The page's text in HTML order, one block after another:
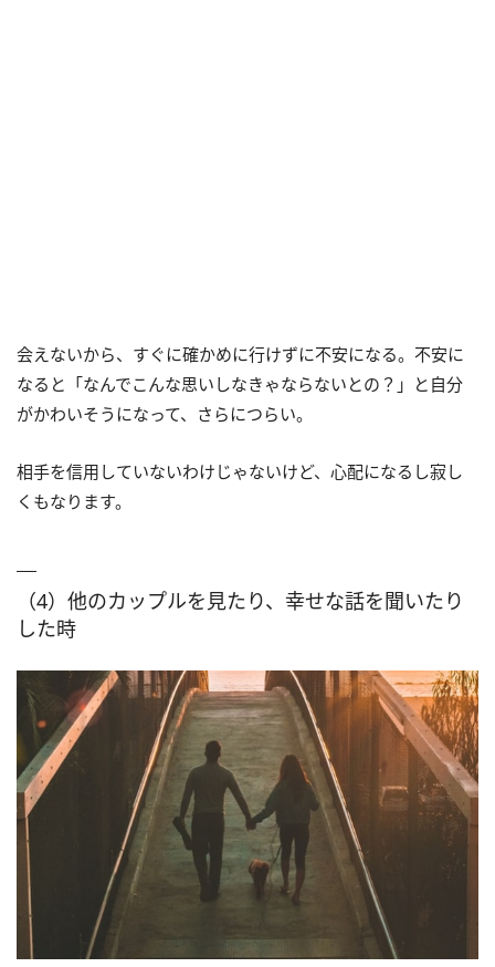
会えないから、すぐに確かめに行けずに不安になる。不安に
なると「なんでこんな思いしなきゃならないとの？」と自分
がかわいそうになって、さらにつらい。
相手を信用していないわけじゃないけど、心配になるし寂し
くもなります。
（4）他のカップルを見たり、幸せな話を聞いたり
した時